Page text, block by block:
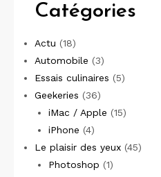
Catégories
Actu (18)
Automobile (3)
Essais culinaires (5)
Geekeries (36)
iMac / Apple (15)
iPhone (4)
Le plaisir des yeux (45)
Photoshop (1)